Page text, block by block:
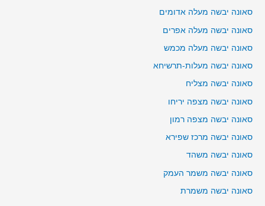
סאונה יבשה מעלה אדומים
סאונה יבשה מעלה אפרים
סאונה יבשה מעלה מכמש
סאונה יבשה מעלות-תרשיחא
סאונה יבשה מצליח
סאונה יבשה מצפה יריחו
סאונה יבשה מצפה רמון
סאונה יבשה מרכז שפירא
סאונה יבשה משהד
סאונה יבשה משמר העמק
סאונה יבשה משמרת